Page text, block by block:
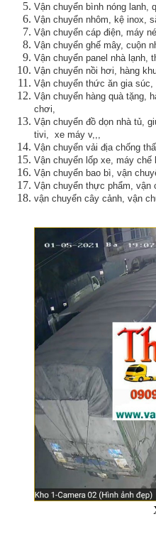
Vận chuyển bình nóng lanh,
Vận chuyển nhôm, kệ inox,
Vận chuyển cáp điện, máy
Vận chuyển ghế mây, cuộn
Vận chuyển panel nhà lạnh,
Vận chuyển nồi hơi, hàng
Vận chuyển thức ăn gia súc,
Vận chuyển hàng quà tặng,
chơi,
Vận chuyển đồ dọn nhà tủ,
tivi, xe máy v,,,
Vận chuyển vải địa chống
Vận chuyển lốp xe, máy chế
Vận chuyển bao bì, vận
Vận chuyển thực phẩm, vận
vận chuyển cây cảnh, vận